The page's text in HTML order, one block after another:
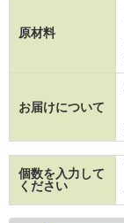
原材料
お届けについて
個数を入力して
ください